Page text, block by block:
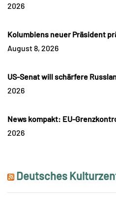
2026
Kolumbiens neuer Präsident
August 8, 2026
US-Senat will schärfere
2026
News kompakt: EU-
2026
Deutsches